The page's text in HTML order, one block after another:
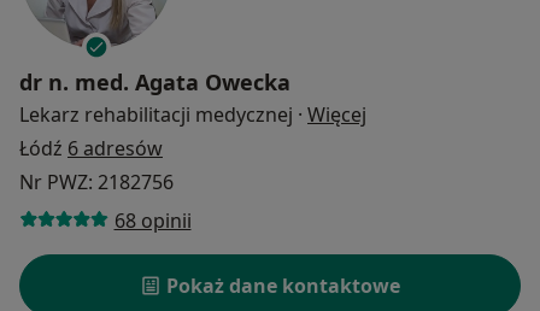
dr n. med. Agata Owecka
Lekarz rehabilitacji medycznej · Więcej
Łódź 6 adresów
Nr PWZ: 2182756
68 opinii
Pokaż dane kontaktowe